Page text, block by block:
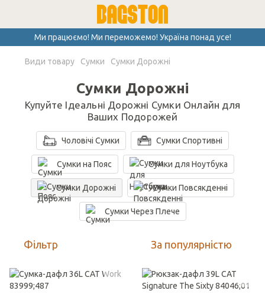
Ми працюємо! Ми переможемо! Україна понад усе!
Види товару Сумки Сумки Дорожні
Сумки Дорожні
Купуйте Ідеальні Дорожні Сумки Онлайн для
Ваших Подорожей
Чоловічі Cумки Сумки Спортивні
Сумки на Пояс Сумки для Ноутбука
Сумки Дорожні Сумки Повсякденні
Сумки Через Плече
Фільтр За популярністю